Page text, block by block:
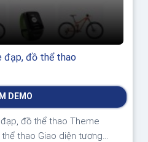
đạp, đồ thể thao
DEMO
đồ thể thao Theme
thao Giao diện tương